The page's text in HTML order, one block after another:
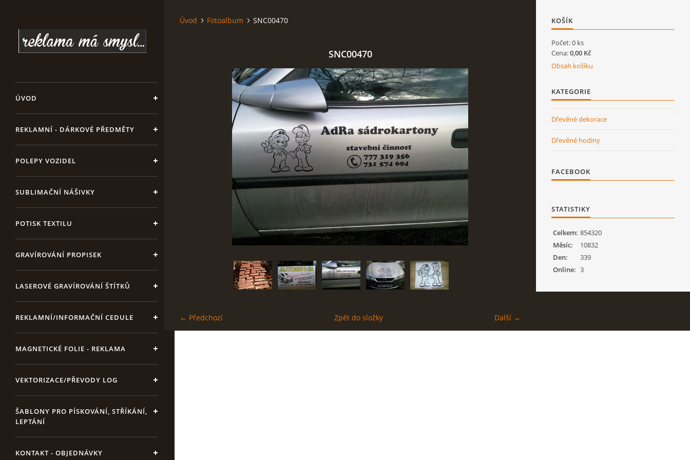
ÚVOD
REKLAMNÍ - DÁRKOVÉ PŘEDMĚTY
POLEPY VOZIDEL
SUBLIMAČNÍ NÁŠIVKY
POTISK TEXTILU
GRAVÍROVÁNÍ PROPISEK
LASEROVÉ GRAVÍROVÁNÍ ŠTÍTKŮ
REKLAMNÍ/INFORMAČNÍ CEDULE
MAGNETICKÉ FOLIE - REKLAMA
VEKTORIZACE/PŘEVODY LOG
ŠABLONY PRO PÍSKOVÁNÍ, STŘÍKÁNÍ,
LEPTÁNÍ
KONTAKT - OBJEDNÁVKY
Úvod Fotoalbum SNC00470
SNC00470
← Předchozí Další →
Zpět do složky
KOŠÍK
Počet: 0 ks
Cena:0,00 Kč
Obsah košíku
KATEGORIE
Dřevěné dekorace
Dřevěné hodiny
FACEBOOK
STATISTIKY
Online: 3
Celkem: 854320
Měsíc:
10832
Den:
339